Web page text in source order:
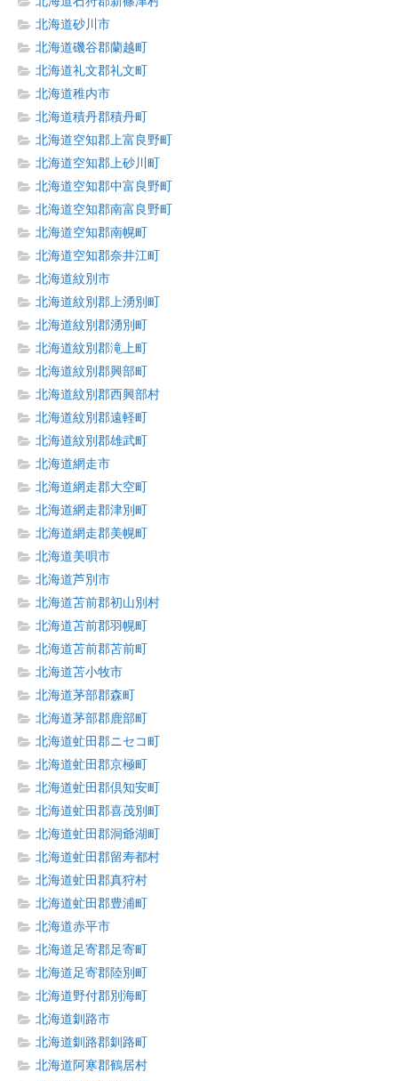
北海道砂川市
北海道磯谷郡蘭越町
北海道礼文郡礼文町
北海道稚内市
北海道積丹郡積丹町
北海道空知郡上富良野町
北海道空知郡上砂川町
北海道空知郡中富良野町
北海道空知郡南富良野町
北海道空知郡南幌町
北海道空知郡奈井江町
北海道紋別市
北海道紋別郡上湧別町
北海道紋別郡湧別町
北海道紋別郡滝上町
北海道紋別郡興部町
北海道紋別郡西興部村
北海道紋別郡遠軽町
北海道紋別郡雄武町
北海道網走市
北海道網走郡大空町
北海道網走郡津別町
北海道網走郡美幌町
北海道美唄市
北海道芦別市
北海道苫前郡初山別村
北海道苫前郡羽幌町
北海道苫前郡苫前町
北海道苫小牧市
北海道茅部郡森町
北海道茅部郡鹿部町
北海道虻田郡ニセコ町
北海道虻田郡京極町
北海道虻田郡倶知安町
北海道虻田郡喜茂別町
北海道虻田郡洞爺湖町
北海道虻田郡留寿都村
北海道虻田郡真狩村
北海道虻田郡豊浦町
北海道赤平市
北海道足寄郡足寄町
北海道足寄郡陸別町
北海道野付郡別海町
北海道釧路市
北海道釧路郡釧路町
北海道阿寒郡鶴居村